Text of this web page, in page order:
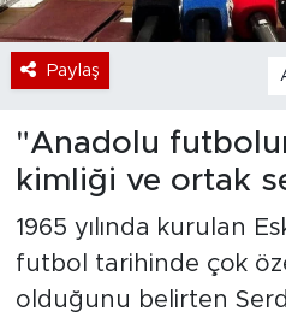
Paylaş
"Anadolu
kimliği ve ortak
1965 yılında kurulan
futbol tarihinde çok
olduğunu belirten